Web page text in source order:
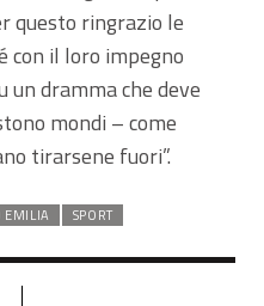
questo ringrazio le
con il loro impegno
dramma che deve
mondi – come
tirarsene fuori”.
EMILIA SPORT